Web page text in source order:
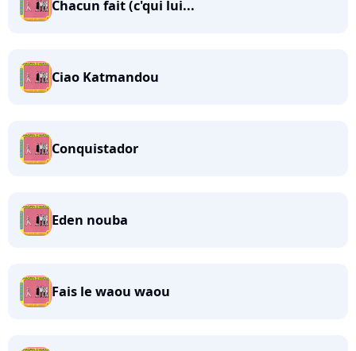
Chacun fait (c'qui lui...
Ciao Katmandou
Conquistador
Eden nouba
Fais le waou waou